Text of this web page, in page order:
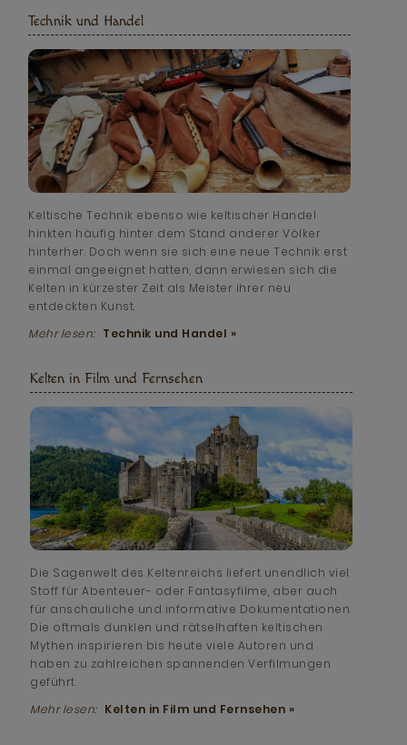
Technik und Handel
Keltische Technik ebenso wie keltischer Handel
hinkten häufig hinter dem Stand anderer Völker
hinterher. Doch wenn sie sich eine neue Technik erst
einmal angeeignet hatten, dann erwiesen sich die
Kelten in kürzester Zeit als Meister ihrer neu
entdeckten Kunst.
Mehr lesen: Technik und Handel »
Kelten in Film und Fernsehen
Die Sagenwelt des Keltenreichs liefert unendlich viel
Stoff für Abenteuer- oder Fantasyfilme, aber auch
für anschauliche und informative Dokumentationen.
Die oftmals dunklen und rätselhaften keltischen
Mythen inspirieren bis heute viele Autoren und
haben zu zahlreichen spannenden Verfilmungen
geführt.
Mehr lesen: Kelten in Film und Fernsehen »